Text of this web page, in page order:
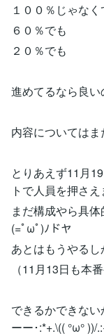
１００％じゃなく
６０％でも
２０％でも
進めてるなら良
内容については
とりあえず11月
トで人員を押さえ
まだ構成やら具
(=ﾟωﾟ)ﾉドヤ
あとはもうやるし
（11月13日も本
できるかできな
ーー･:*+.\(( °ω° ))/